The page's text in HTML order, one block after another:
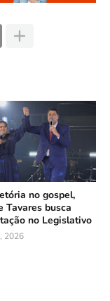
no gospel,
Tavares busca
no Legislativo
2026